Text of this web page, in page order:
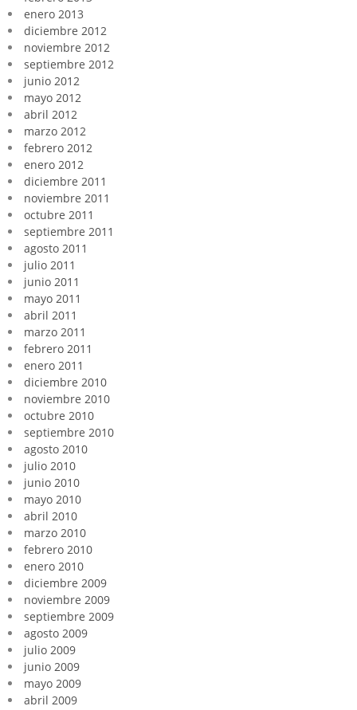
enero 2013
diciembre 2012
noviembre 2012
septiembre 2012
junio 2012
mayo 2012
abril 2012
marzo 2012
febrero 2012
enero 2012
diciembre 2011
noviembre 2011
octubre 2011
septiembre 2011
agosto 2011
julio 2011
junio 2011
mayo 2011
abril 2011
marzo 2011
febrero 2011
enero 2011
diciembre 2010
noviembre 2010
octubre 2010
septiembre 2010
agosto 2010
julio 2010
junio 2010
mayo 2010
abril 2010
marzo 2010
febrero 2010
enero 2010
diciembre 2009
noviembre 2009
septiembre 2009
agosto 2009
julio 2009
junio 2009
mayo 2009
abril 2009